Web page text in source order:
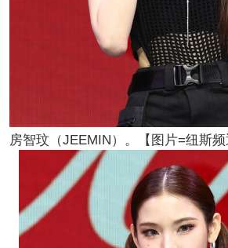
房智玟（JEEMIN）。【图片=纽斯频